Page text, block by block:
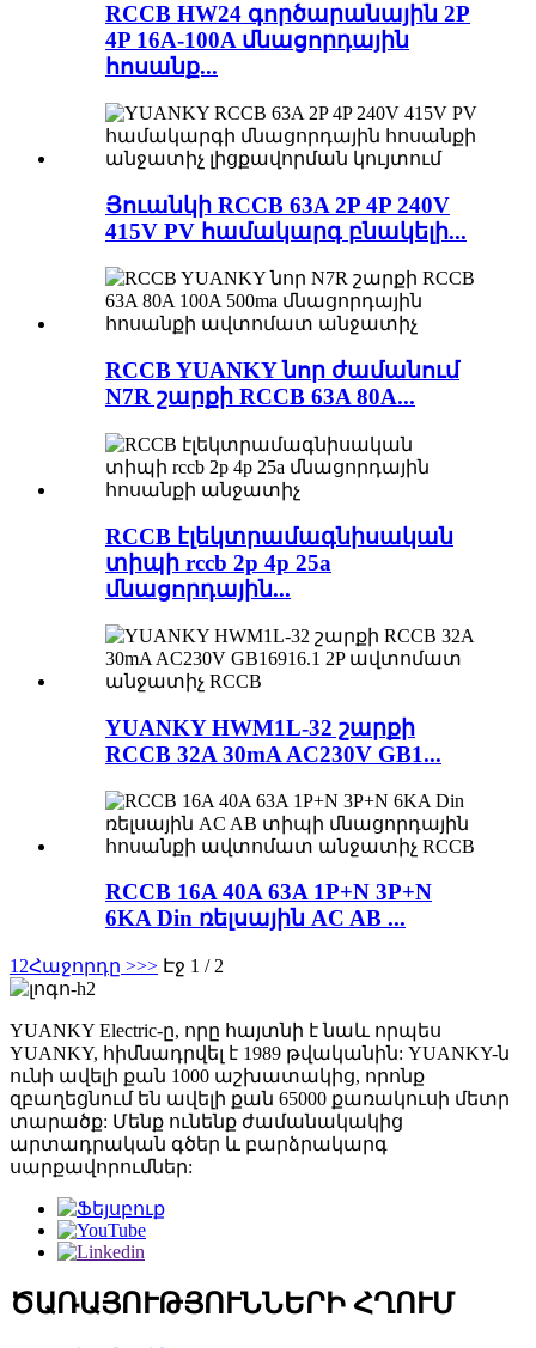
RCCB HW24 գործարանային 2P
4P 16A-100A մնացորդային
հոսանք...
Յուանկի RCCB 63A 2P 4P 240V
415V PV համակարգ բնակելի...
RCCB YUANKY նոր ժամանում
N7R շարքի RCCB 63A 80A...
RCCB էլեկտրամագնիսական
տիպի rccb 2p 4p 25a
մնացորդային...
YUANKY HWM1L-32 շարքի
RCCB 32A 30mA AC230V GB1...
RCCB 16A 40A 63A 1P+N 3P+N
6KA Din ռելսային AC AB ...
1 2Հաջորդը >>> Էջ 1 / 2
YUANKY Electric-ը, որը հայտնի է նաև որպես
YUANKY, հիմնադրվել է 1989 թվականին: YUANKY-ն
ունի ավելի քան 1000 աշխատակից, որոնք
զբաղեցնում են ավելի քան 65000 քառակուսի մետր
տարածք: Մենք ունենք ժամանակակից
արտադրական գծեր և բարձրակարգ
սարքավորումներ:
ԾԱՌԱՅՈՒԹՅՈՒՆՆԵՐԻ ՀՂՈՒՄ